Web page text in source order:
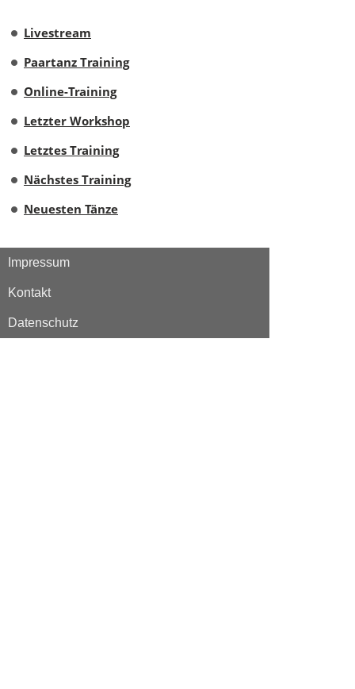
Livestream
Paartanz Training
Online-Training
Letzter Workshop
Letztes Training
Nächstes Training
Neuesten Tänze
Impressum
Kontakt
Datenschutz